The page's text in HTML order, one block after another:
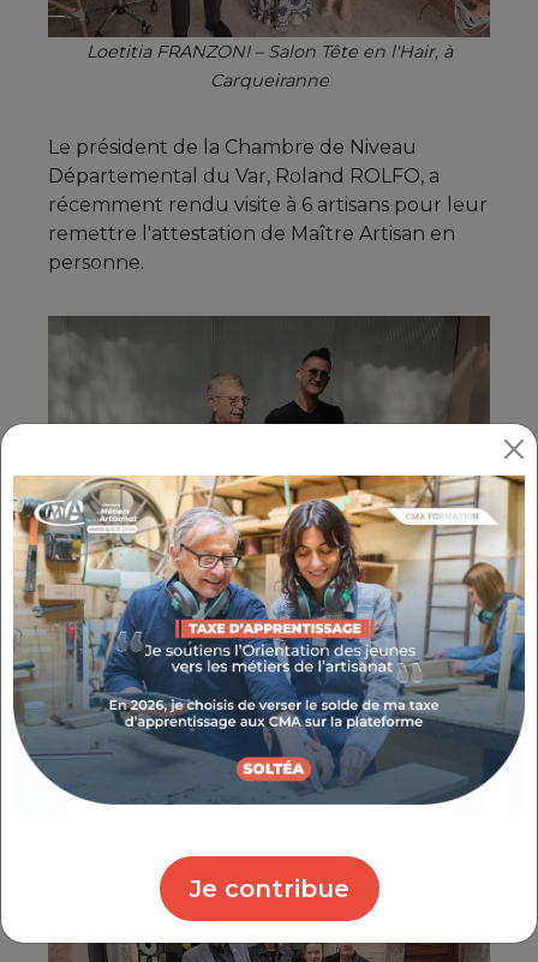
Je contribue
Loetitia FRANZONI – Salon Tête en l'Hair, à
Carqueiranne
Le président de la Chambre de Niveau
Départemental du Var, Roland ROLFO, a
récemment rendu visite à 6 artisans pour leur
remettre l'attestation de Maître Artisan en
personne.
Bruno GARCIA – Lavastone, à Toulon
L'occasion de les rencontrer dans leur
quotidien avec les représentants des
communes, des confédérations et des
organisations professionnelles du Secteur des
Métiers du Var.